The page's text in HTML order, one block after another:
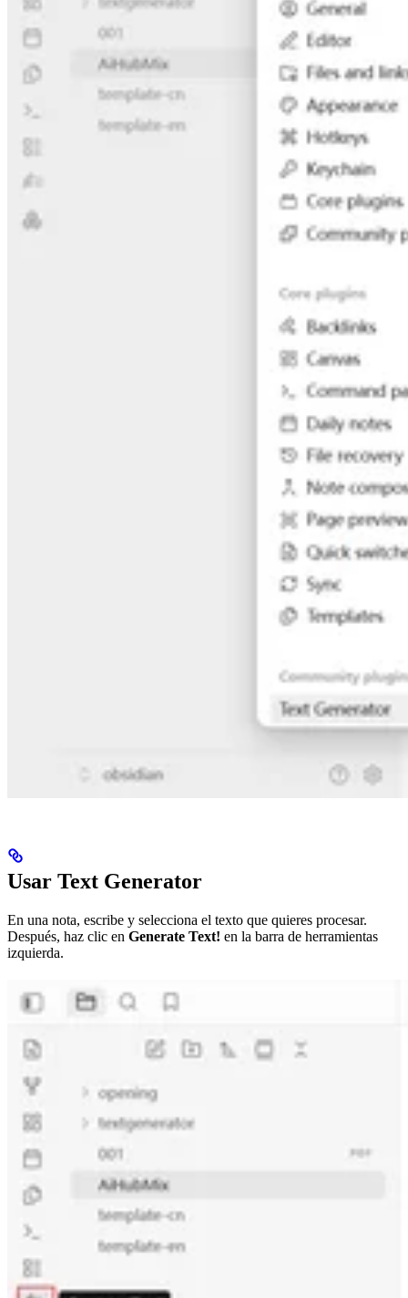
Usar Text Generator
En una nota, escribe y selecciona el texto que quieres procesar.
Después, haz clic en Generate Text! en la barra de herramientas
izquierda.